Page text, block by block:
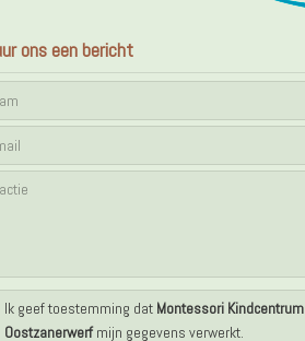
ons een bericht
Ik geef toestemming dat Montessori Kindcentrum
Oostzanerwerfmijn gegevens verwerkt.
Workshop | Dansen